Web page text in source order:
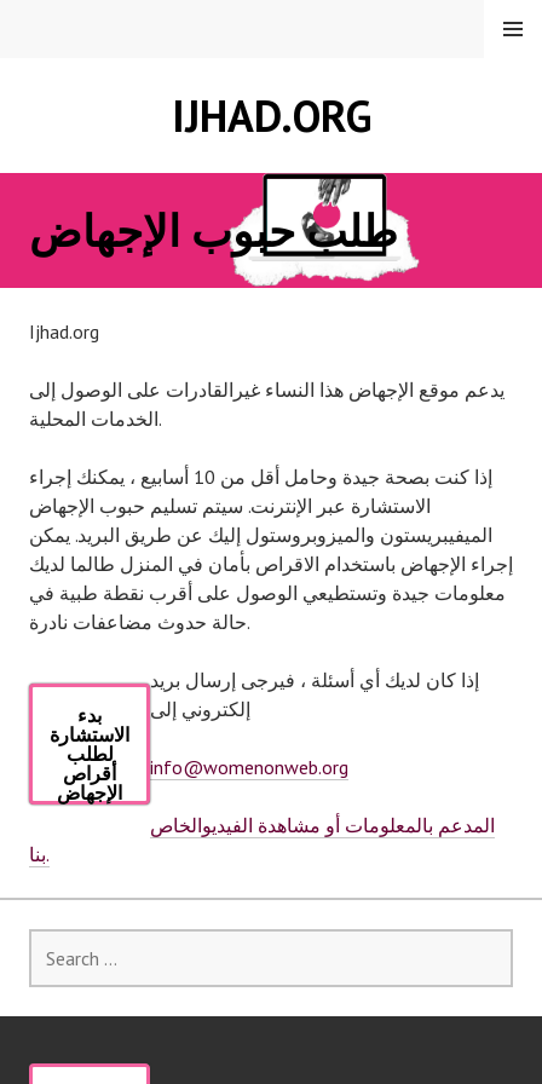
IJHAD.ORG
MENU
طلب حبوب الإجهاض
Ijhad.org
يدعم موقع الإجهاض هذا النساء غيرالقادرات على الوصول إلى
الخدمات المحلية.
إذا كنت بصحة جيدة وحامل أقل من 10 أسابيع ، يمكنك إجراء
الاستشارة عبر الإنترنت. سيتم تسليم حبوب الإجهاض
الميفيبريستون والميزوبروستول إليك عن طريق البريد. يمكن
إجراء الإجهاض باستخدام الاقراص بأمان في المنزل طالما لديك
معلومات جيدة وتستطيعي الوصول على أقرب نقطة طبية في
حالة حدوث مضاعفات نادرة.
بدء
الاستشارة
لطلب
أقراص
الإجهاض
إذا كان لديك أي أسئلة ، فيرجى إرسال بريد
إلكتروني إلى
info@womenonweb.org
المدعم بالمعلومات أو مشاهدة الفيديوالخاص
بنا.
for: